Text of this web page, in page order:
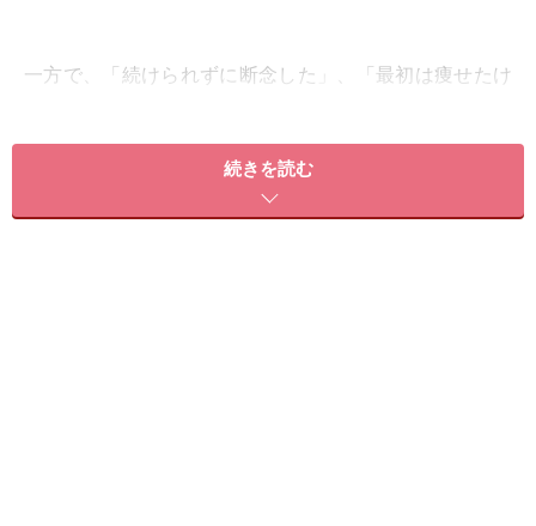
一方で、「続けられずに断念した」、「最初は痩せたけ
られ、正しい実行方法や健康への影響についての情報が
少ないという声も聞きます。
続きを読む